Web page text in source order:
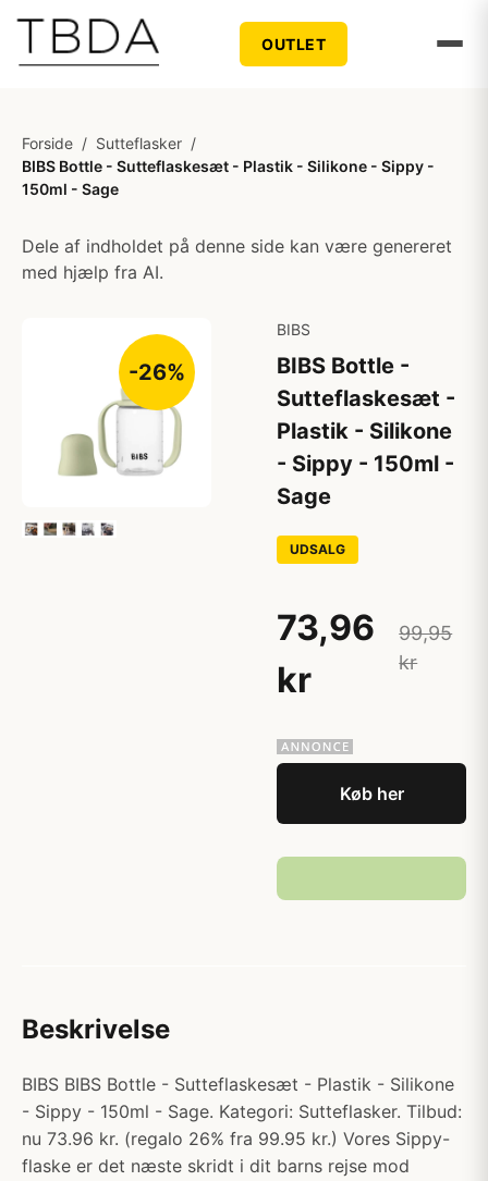
OUTLET
Forside / Sutteflasker /
BIBS Bottle - Sutteflaskesæt - Plastik - Silikone - Sippy -
150ml - Sage
Dele af indholdet på denne side kan være genereret
med hjælp fra AI.
-26%
BIBS
BIBS Bottle -
Sutteflaskesæt -
Plastik - Silikone
- Sippy - 150ml -
Sage
UDSALG
73,96
kr
99,95
kr
Køb her
Beskrivelse
BIBS BIBS Bottle - Sutteflaskesæt - Plastik - Silikone
- Sippy - 150ml - Sage. Kategori: Sutteflasker. Tilbud:
nu 73.96 kr. (regalo 26% fra 99.95 kr.) Vores Sippy-
flaske er det næste skridt i dit barns rejse mod